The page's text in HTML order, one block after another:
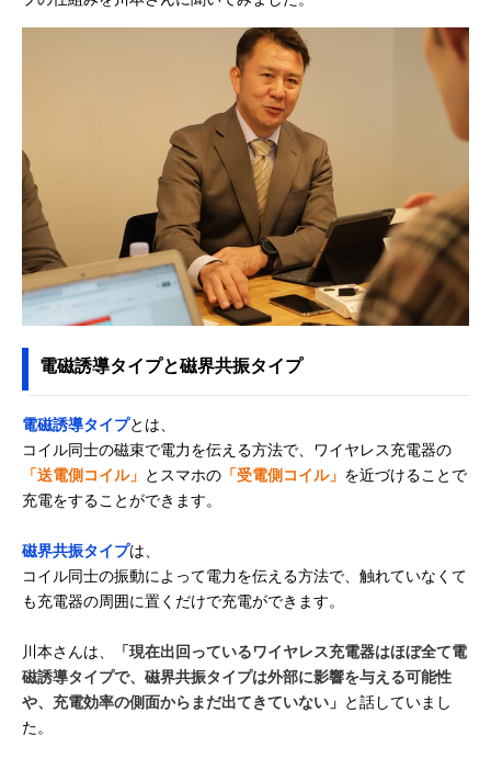
電磁誘導タイプと磁界共振タイプ
電磁誘導タイプとは、
コイル同士の磁束で電力を伝える方法で、ワイヤレス充電器の
「送電側コイル」 とスマホの 「受電側コイル」 を近づけることで
充電をすることができます。
磁界共振タイプは、
コイル同士の振動によって電力を伝える方法で、触れていなくて
も充電器の周囲に置くだけで充電ができます。
川本さんは、
「現在出回っているワイヤレス充電器はほぼ全て電
磁誘導タイプで、磁界共振タイプは外部に影響を与える可能性
や、充電効率の側面からまだ出てきていない」 と話していまし
た。